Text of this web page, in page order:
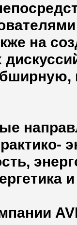
на
и